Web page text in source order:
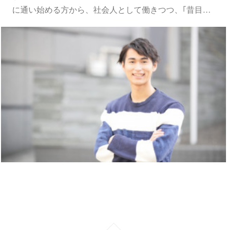
に通い始める方から、社会人として働きつつ、｢昔目…